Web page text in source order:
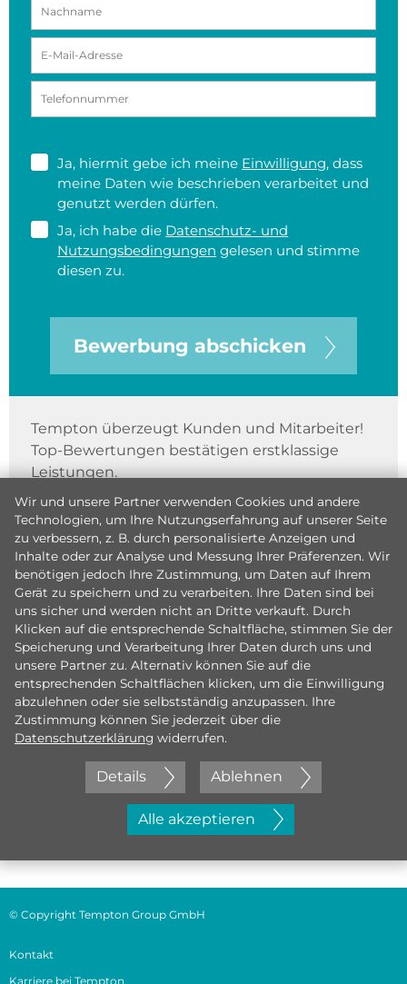
Ja, hiermit gebe ich meine Einwilligung, dass
meine Daten wie beschrieben verarbeitet und
genutzt werden dürfen.
Ja, ich habe die Datenschutz- und
Nutzungsbedingungen gelesen und stimme
diesen zu.
Bewerbung abschicken
Tempton überzeugt Kunden und Mitarbeiter!
Top-Bewertungen bestätigen erstklassige
Leistungen.
Jetzt initiativ bewerben
Wir und unsere Partner verwenden Cookies und andere
Technologien, um Ihre Nutzungserfahrung auf unserer Seite
zu verbessern, z. B. durch personalisierte Anzeigen und
Inhalte oder zur Analyse und Messung Ihrer Präferenzen. Wir
benötigen jedoch Ihre Zustimmung, um Daten auf Ihrem
Gerät zu speichern und zu verarbeiten. Ihre Daten sind bei
uns sicher und werden nicht an Dritte verkauft. Durch
Klicken auf die entsprechende Schaltfläche, stimmen Sie der
Speicherung und Verarbeitung Ihrer Daten durch uns und
unsere Partner zu. Alternativ können Sie auf die
entsprechenden Schaltflächen klicken, um die Einwilligung
abzulehnen oder sie selbstständig anzupassen. Ihre
Zustimmung können Sie jederzeit über die
Datenschutzerklärung widerrufen.
Details Ablehnen
Alle akzeptieren
© Copyright Tempton Group GmbH
Kontakt
Karriere bei Tempton